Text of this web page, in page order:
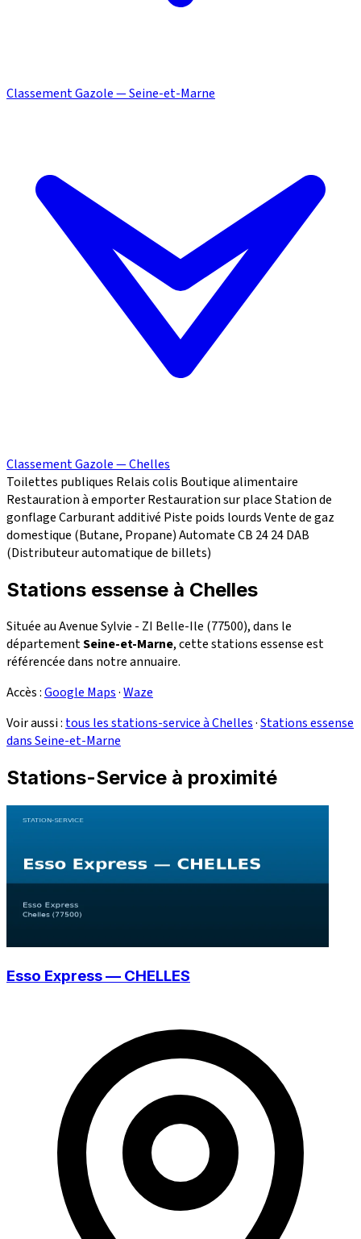
Classement Gazole — Seine-et-Marne
Classement Gazole — Chelles
Toilettes publiques Relais colis Boutique alimentaire
Restauration à emporterRestauration sur placeStation de
gonflageCarburant additivé Piste poids lourdsVente de gaz
domestique (Butane, Propane)Automate CB 2424DAB
(Distributeur automatique de billets)
Stations essense à Chelles
Située au Avenue Sylvie - ZI Belle-Ile (77500), dans le
départementSeine-et-Marne, cette stations essense est
référencée dans notre annuaire.
Accès :Google Maps·Waze
Voir aussi : tous les stations-service à Chelles·Stations essense
dans Seine-et-Marne
Stations-Service à proximité
Esso Express — CHELLES